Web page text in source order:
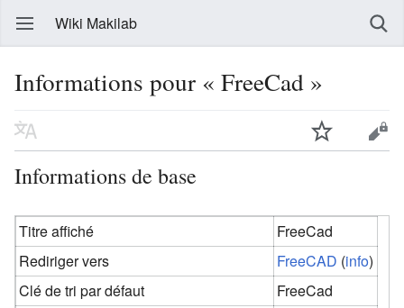
Wiki Makilab
Informations pour « FreeCad »
Informations de base
Titre affiché
FreeCad
Rediriger vers
FreeCAD (info)
Clé de tri par défaut
FreeCad